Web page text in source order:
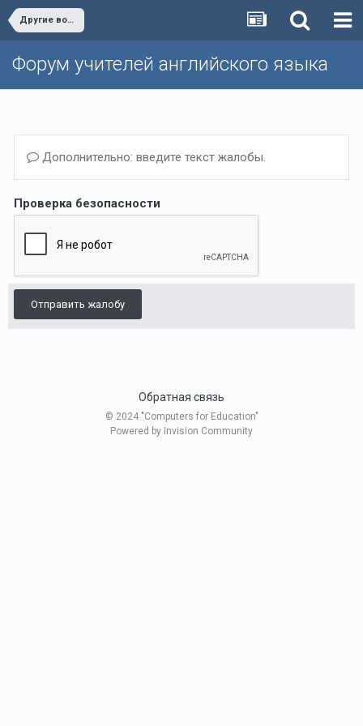
Другие вопросы (Темы, не вошедшие в другие разделы)/Other issues
Форум учителей английского языка
Дополнительно: введите текст жалобы.
Проверка безопасности
Отправить жалобу
Обратная связь
© 2024 "Computers for Education"
Powered by Invision Community